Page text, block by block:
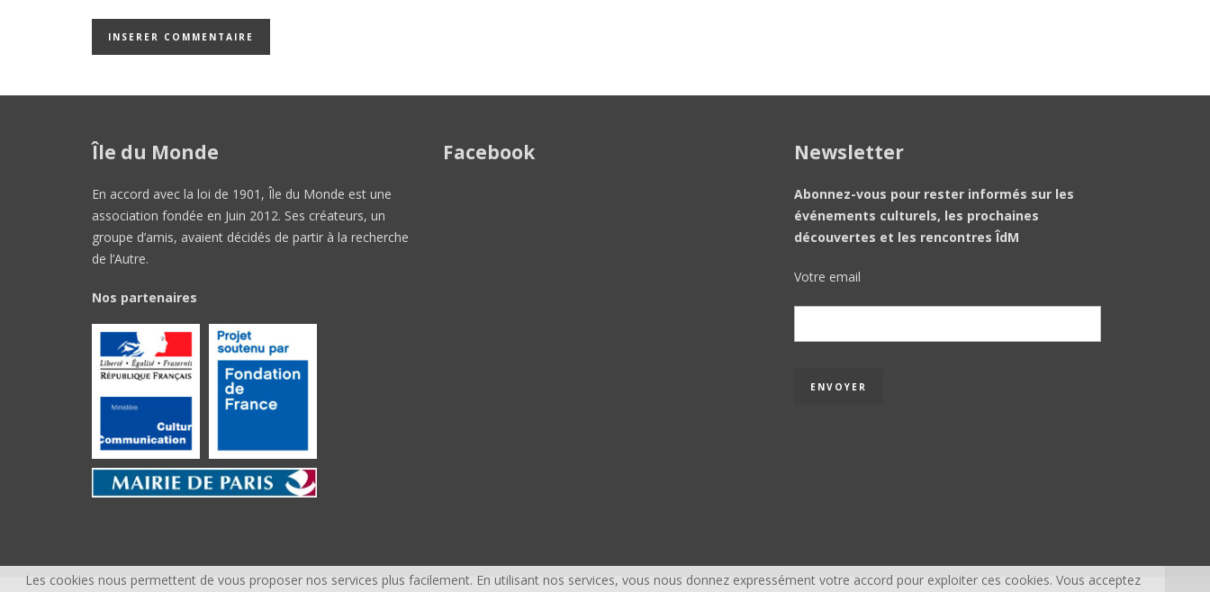
Île du Monde
En accord avec la loi de 1901, Île du Monde est une
association fondée en Juin 2012. Ses créateurs, un
groupe d’amis, avaient décidés de partir à la recherche
de l’Autre.
Nos partenaires
Facebook Newsletter
Abonnez-vous pour rester informés sur les
événements culturels, les prochaines
découvertes et les rencontres ÎdM
Votre email
Les cookies nous permettent de vous proposer nos services plus facilement. En utilisant nos services, vous nous donnez expressément votre accord pour exploiter ces cookies. Vous acceptez